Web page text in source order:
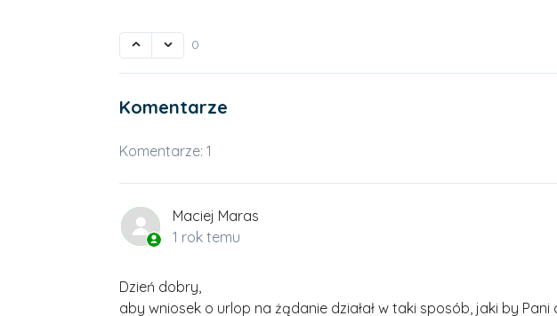
0
Komentarze
Komentarze: 1
Maciej Maras
1 rok temu
Dzień dobry,
aby wniosek o urlop na żądanie działał w taki sposób, jaki by